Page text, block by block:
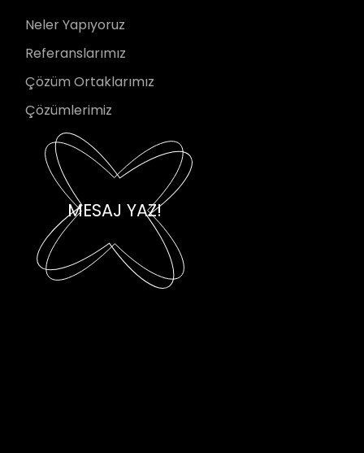
Neler Yapıyoruz
Referanslarımız
Çözüm Ortaklarımız
Çözümlerimiz
MESAJ YAZ!